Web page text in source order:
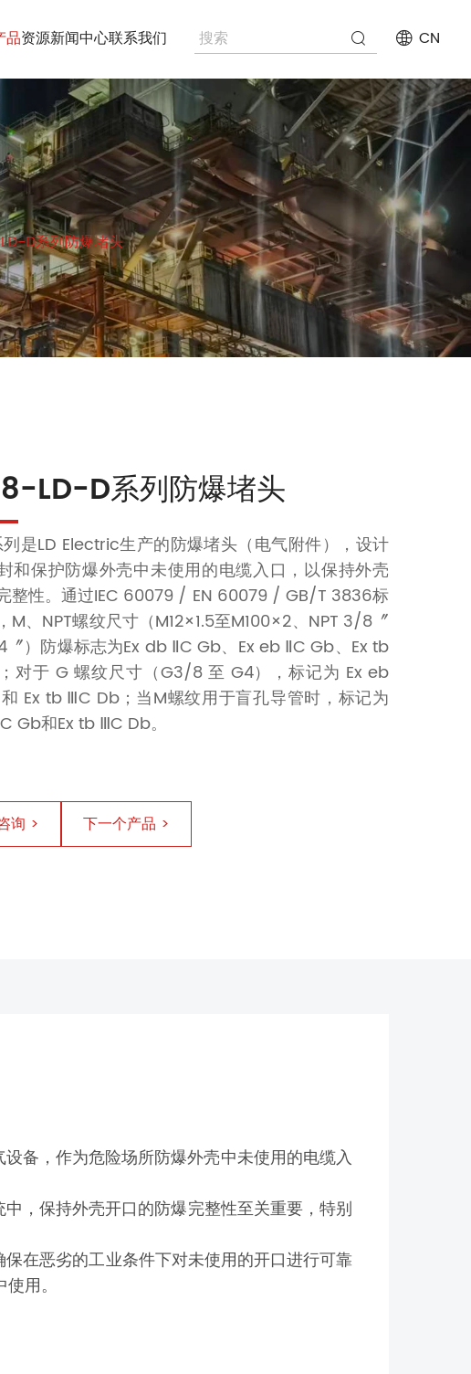
品资源新闻中心联系我们 CN
D系列防爆堵头
LD-D系列防爆堵头
是LD Electric生产的防爆堵头（电气附件），设计
和保护防爆外壳中未使用的电缆入口，以保持外壳
整性。通过IEC 60079 / EN 60079 / GB/T 3836标
M、NPT螺纹尺寸（M12×1.5至M100×2、NPT 3/8〞
〞）防爆标志为Ex db ⅡC Gb、Ex eb ⅡC Gb、Ex tb
对于 G 螺纹尺寸（G3/8 至 G4），标记为 Ex eb
Ex tb ⅢC Db；当M螺纹用于盲孔导管时，标记为
Gb和Ex tb ⅢC Db。
询 > 下一个产品 >
备，作为危险场所防爆外壳中未使用的电缆入
，保持外壳开口的防爆完整性至关重要，特别
在恶劣的工业条件下对未使用的开口进行可靠
用。